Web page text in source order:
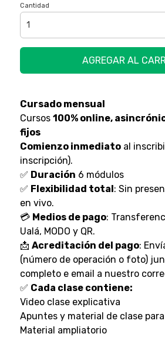
Cantidad
AGREGAR AL
Cursado mensual
Cursos 100% online,
fijos
Comienzo inmediatoal
inscripción).
✅ Duración 6 módulos
✅ Flexibilidad total: Sin
en vivo.
💳 Medios de pago:
Ualá, MODO y QR.
📩 Acreditación del pago:
(número de operación o foto)
completo e email a nuestro
✅ Cada clase contiene:
Video clase explicativa
Apuntes y material de clase
Material ampliatorio